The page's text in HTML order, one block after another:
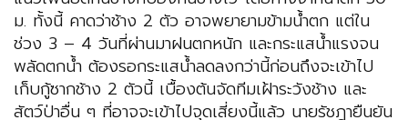
ม. ทั้งนี้ คาดว่าช้าง 2 ตัว อาจพยายามข้ามน้ำตก แต่ใน
ช่วง 3 – 4 วันที่ผ่านมาฝนตกหนัก และกระแสน้ำแรงจน
พลัดตกน้ำ ต้องรอกระแสน้ำลดลงกว่านี้ก่อนถึงจะเข้าไป
เก็บกู้ซากช้าง 2 ตัวนี้ เบื้องต้นจัดทีมเฝ้าระวังช้าง และ
สัตว์ป่าอื่น ๆ ที่อาจจะเข้าไปจุดเสี่ยงนี้แล้ว นายรัชฎายืนยัน